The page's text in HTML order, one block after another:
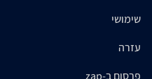
שימושי
עזרה
פרסום ב-zap